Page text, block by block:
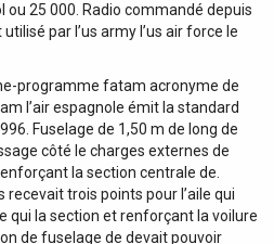
25 000. Radio commandé depuis
par l’us army l’us air force le
programme fatam acronyme de
l’air espagnole émit la standard
Fuselage de 1,50 m de long de
côté le charges externes de
la section centrale de.
trois points pour l’aile qui
qui la section et renforçant la voilure
de fuselage de devait pouvoir